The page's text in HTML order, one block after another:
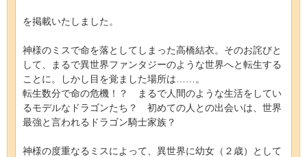
を掲載いたしました。
神様のミスで命を落としてしまった高橋結衣。そのお詫びと
して、まるで異世界ファンタジーのような世界へと転生する
ことに。しかし目を覚ました場所は……。
転生数分で命の危機！？ まるで人間のような生活をしてい
るモデルなドラゴンたち？ 初めての人との出会いは、世界
最強と言われるドラゴン騎士家族？
神様の度重なるミスによって、異世界に幼女（２歳）として